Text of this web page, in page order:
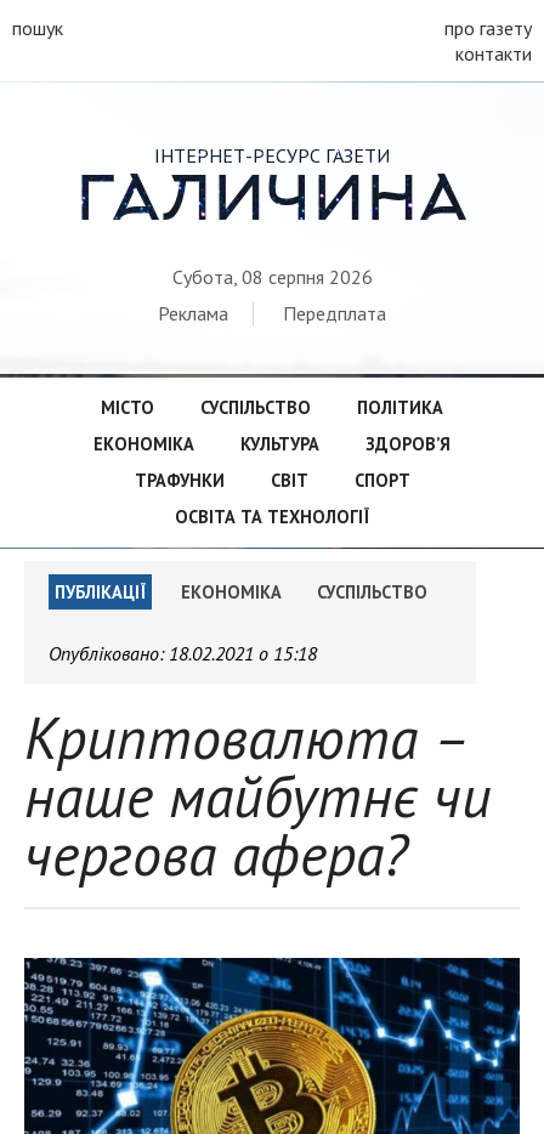
пошук
про газету
контакти
ІНТЕРНЕТ-РЕСУРС ГАЗЕТИ
ГАЛИЧИНА
Субота, 08 серпня 2026
Реклама
Передплата
МІСТО СУСПІЛЬСТВО
ПОЛІТИКА
ЕКОНОМІКА
КУЛЬТУРА
ЗДОРОВ’Я
ТРАФУНКИ
СВІТ
СПОРТ
ОСВІТА ТА ТЕХНОЛОГІЇ
ПУБЛІКАЦІЇ ЕКОНОМІКА СУСПІЛЬСТВО
Опубліковано: 18.02.2021 о 15:18
Криптовалюта –
наше майбутнє чи
чергова афера?